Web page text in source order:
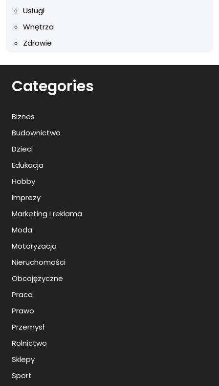
Usługi
Wnętrza
Zdrowie
Categories
Biznes
Budownictwo
Dzieci
Edukacja
Hobby
Imprezy
Marketing i reklama
Moda
Motoryzacja
Nieruchomości
Obcojęzyczne
Praca
Prawo
Przemysł
Rolnictwo
Sklepy
Sport